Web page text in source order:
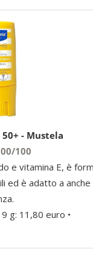
50+ - Mustela
100
e vitamina E, è
ed è adatto a anche
g: 11,80 euro •